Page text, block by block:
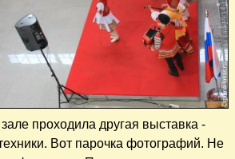
проходила другая выставка -
Вот парочка фотографий. Не